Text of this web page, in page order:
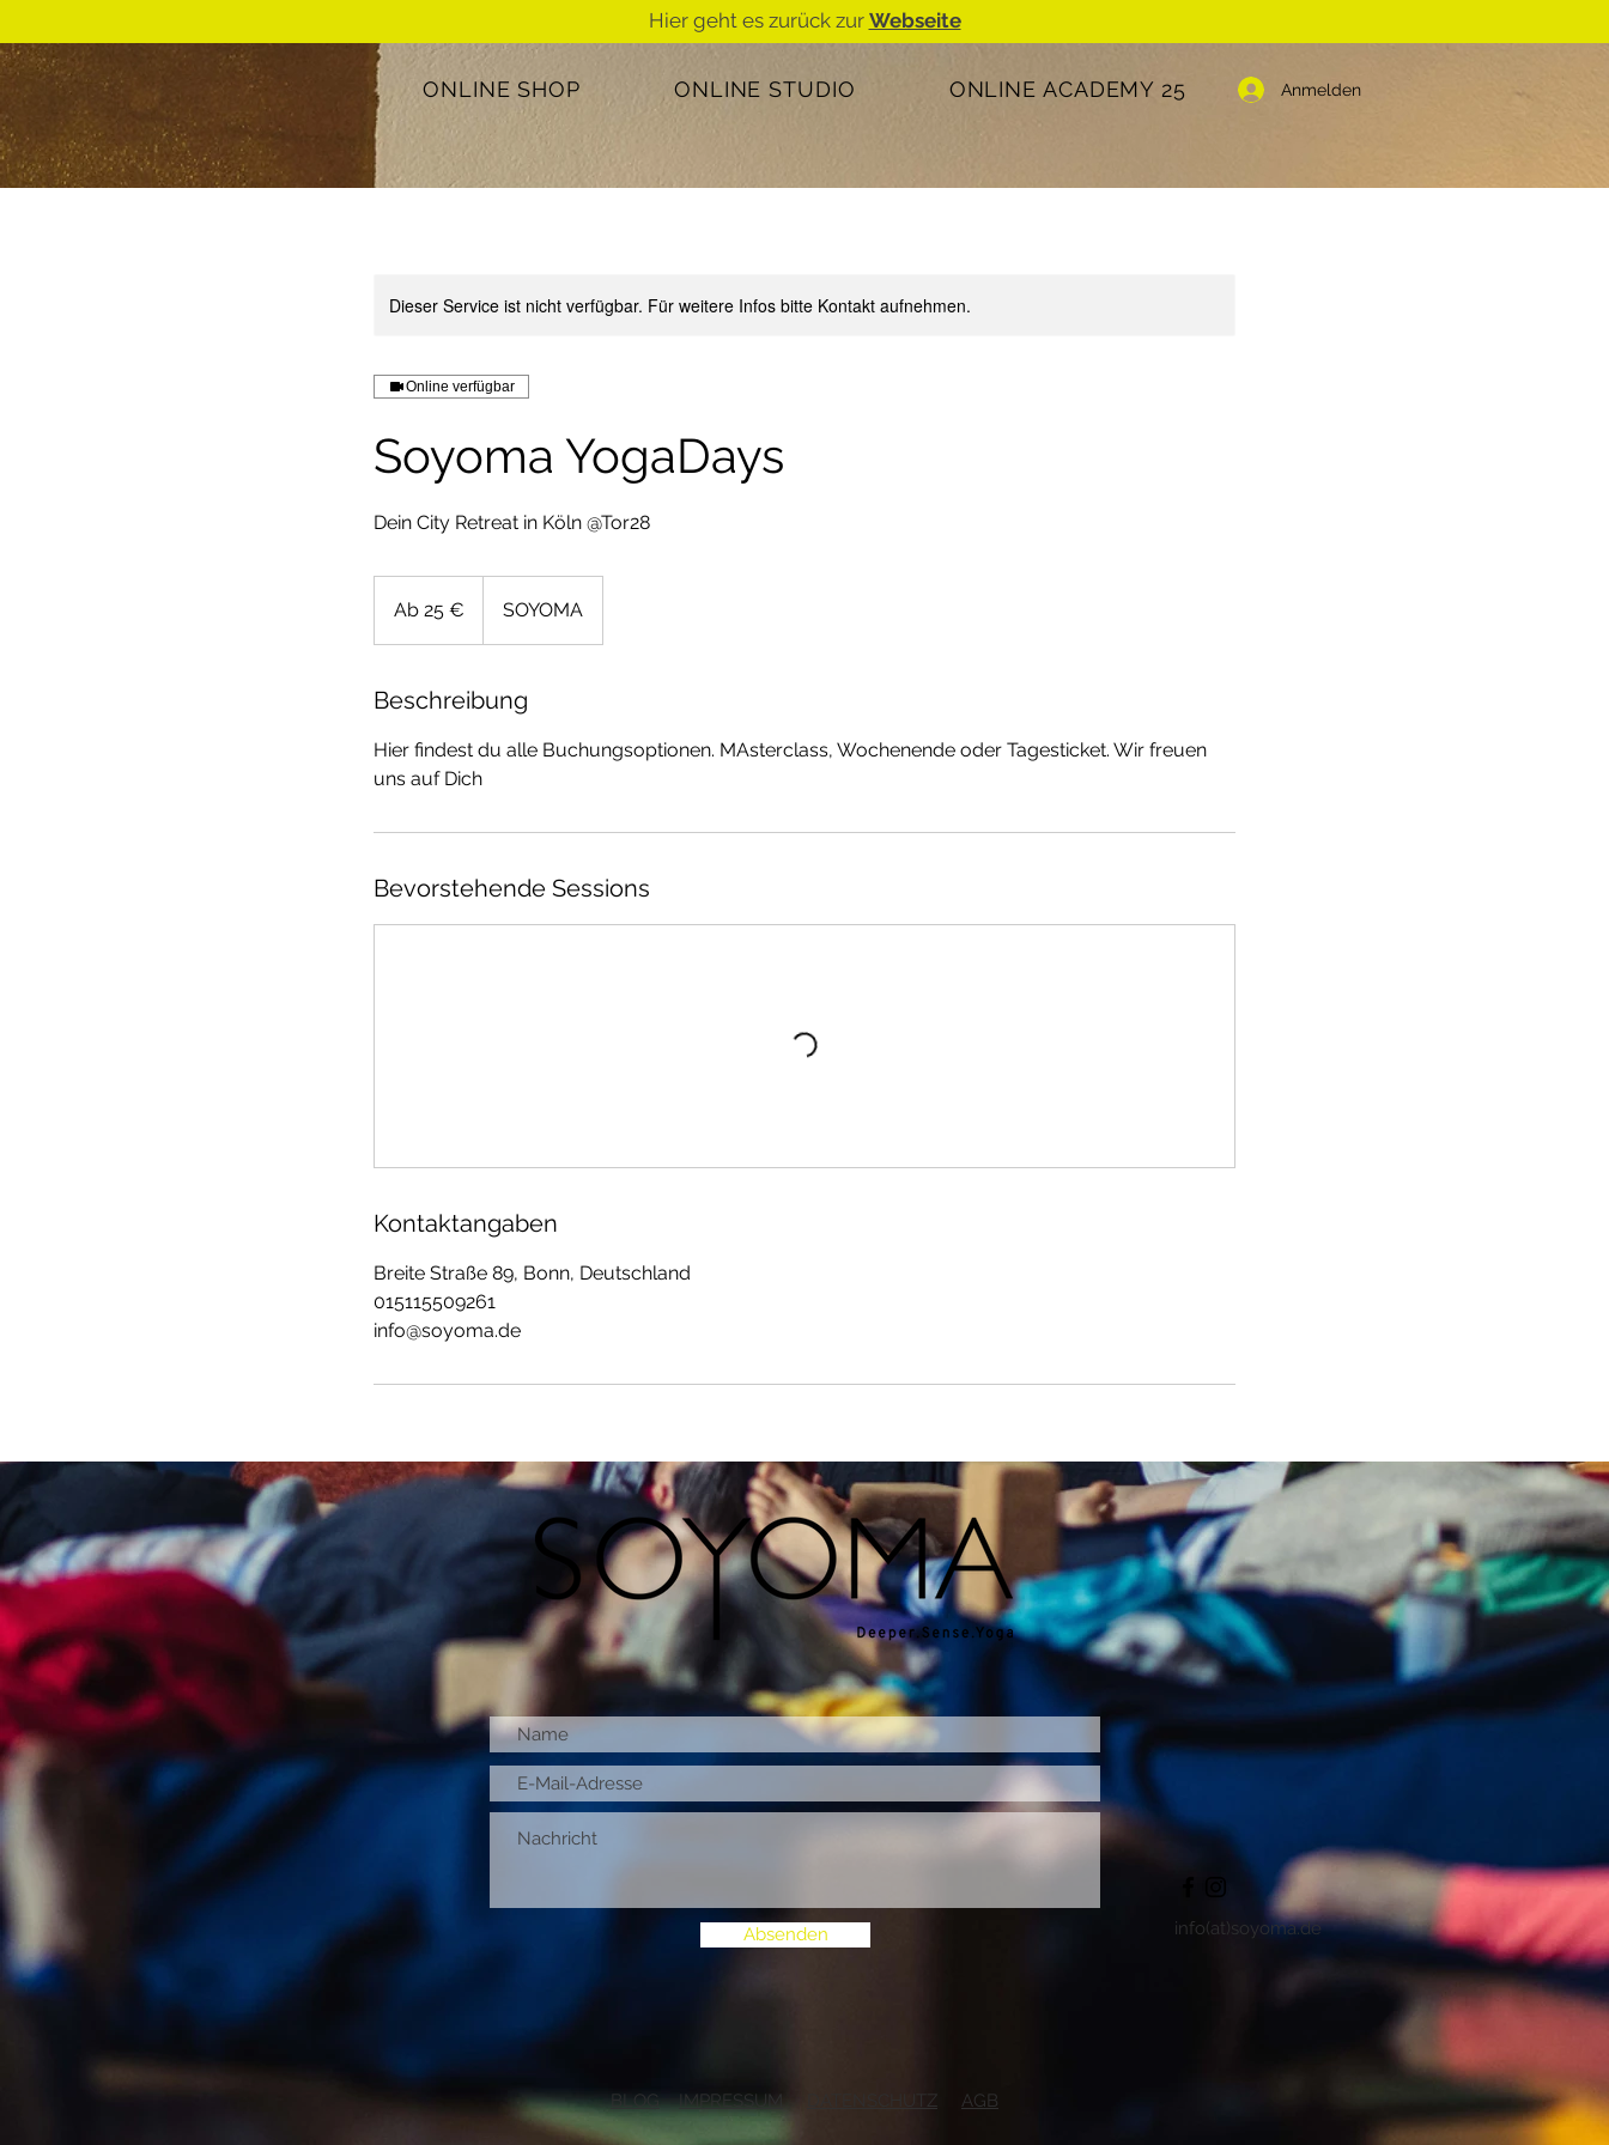
Hier geht es zurück zur Webseite
ONLINE SHOP ONLINE STUDIO ONLINE ACADEMY 25 Anmelden
Dieser Service ist nicht verfügbar. Für weitere Infos bitte Kontakt aufnehmen.
Online verfügbar
Soyoma YogaDays
Dein City Retreat in Köln @Tor28
EuroAb 25 € SOYOMA
Beschreibung
Hier findest du alle Buchungsoptionen. MAsterclass, Wochenende oder Tagesticket. Wir freuen
uns auf Dich
Bevorstehende Sessions
Kontaktangaben
Breite Straße 89, Bonn, Deutschland
015115509261
info@soyoma.de
Absenden info(at)soyoma.de
BLOG IMPRESSUM DATENSCHUTZ AGB